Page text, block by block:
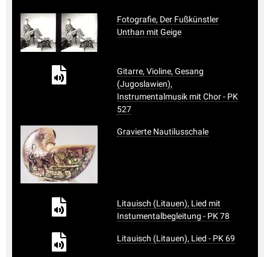
Fotografie, Der Fußkünstler
Unthan mit Geige
Gitarre, Violine, Gesang
(Jugoslawien),
Instrumentalmusik mit Chor - PK
527
Gravierte Nautilusschale
Litauisch (Litauen), Lied mit
Instumentalbegleitung - PK 78
Litauisch (Litauen), Lied - PK 69